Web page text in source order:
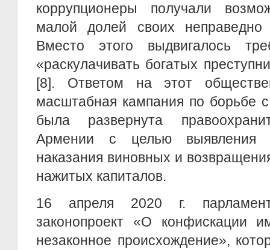
коррупционеры получали
малой долей своих неправедно
Вместо этого выдвигалось
«раскулачивать богатых
[8]. Ответом на этот
масштабная кампания по борьбе
была развернута
Армении с целью выявления
наказания виновных и
нажитых капиталов.
16 апреля 2020 г.
законопроект «О конфискации
незаконное происхождение»,